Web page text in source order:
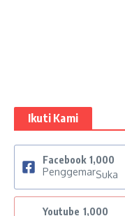
Ikuti Kami
Facebook 1,000
PenggemarSuka
Youtube 1,000